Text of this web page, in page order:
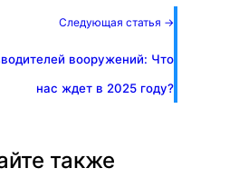
Следующая статья →
вооружений: Что
нас ждет в 2025 году?
также